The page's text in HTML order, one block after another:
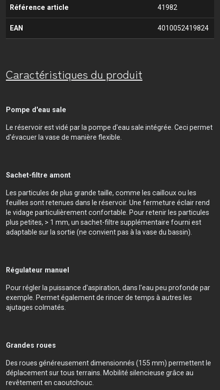
Référence article 41982
EAN 4010052419824
Caractéristiques du produit
Pompe d'eau sale
Le réservoir est vidé par la pompe d'eau sale intégrée. Ceci permet
d'évacuer la vase de manière flexible.
Sachet-filtre amont
Les particules de plus grande taille, comme les cailloux ou les
feuilles sont retenues dans le réservoir. Une fermeture éclair rend
le vidage particulièrement confortable. Pour retenir les particules
plus petites, > 1 mm, un sachet-filtre supplémentaire fourni est
adaptable sur la sortie (ne convient pas à la vase du bassin).
Régulateur manuel
Pour régler la puissance d'aspiration, dans l'eau peu profonde par
exemple. Permet également de rincer de temps à autres les
ajutages colmatés.
Grandes roues
Des roues généreusement dimensionnés (155 mm) permettent le
déplacement sur tous terrains. Mobilité silencieuse grâce au
revêtement en caoutchouc.